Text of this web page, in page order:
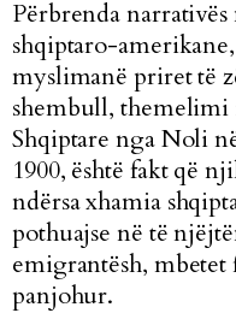
Përbrenda
shqiptaro-
myslimanë priret të
shembull, themelimi
Shqiptare nga Noli
1900, është fakt që
ndërsa xhamia
pothuajse në të
emigrantësh,
panjohur.